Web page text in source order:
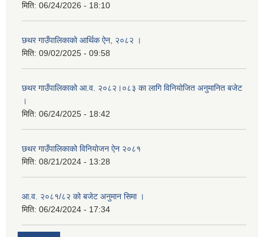
मिति: 06/24/2026 - 18:10
छथर गाउँपालिकाको आर्थिक ऐन, २०८२ ।
मिति: 09/02/2025 - 09:58
छथर गाउँपालिकाको आ.व. २०८२।०८३ का लागि विनियोजित अनुमानित बजेट
।
मिति: 06/24/2025 - 18:42
छथर गाउँपालिकाको विनियोजन ऐन २०८१
मिति: 08/21/2024 - 13:28
आ.व. २०८१/८२ को बजेट अनुमान सिमा ।
मिति: 06/24/2024 - 17:34